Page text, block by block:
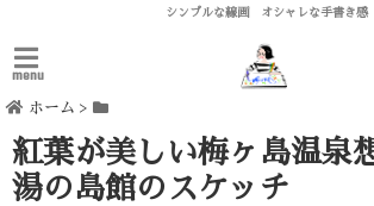
シンプルな線画 オシャレな手書き感
menu
ホーム >
紅葉が美しい梅ヶ島温泉
湯の島館のスケッチ